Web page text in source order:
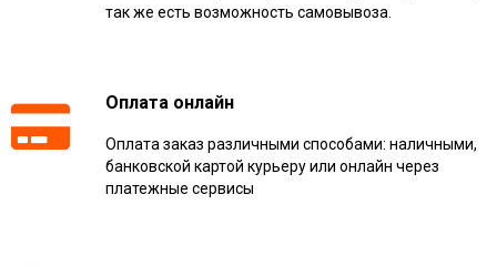
так же есть возможность самовывоза.
Оплата онлайн
Оплата заказ различными способами: наличными,
банковской картой курьеру или онлайн через
платежные сервисы